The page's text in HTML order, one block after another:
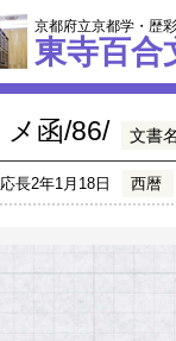
京都府立京都学・歴
東寺百合
メ函/86/ 文書名
応長2年1月18日 西暦